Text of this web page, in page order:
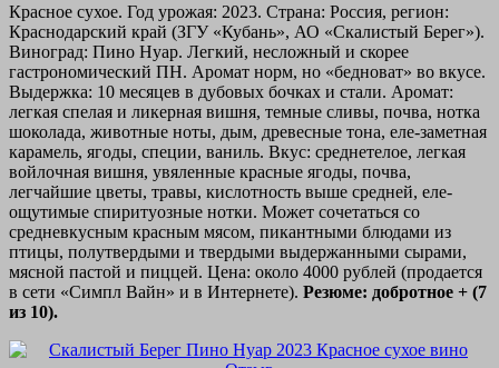
Красное сухое. Год урожая: 2023. Страна: Россия, регион:
Краснодарский край (ЗГУ «Кубань», АО «Скалистый Берег»).
Виноград: Пино Нуар. Легкий, несложный и скорее
гастрономический ПН. Аромат норм, но «бедноват» во вкусе.
Выдержка: 10 месяцев в дубовых бочках и стали. Аромат:
легкая спелая и ликерная вишня, темные сливы, почва, нотка
шоколада, животные ноты, дым, древесные тона, еле-заметная
карамель, ягоды, специи, ваниль. Вкус: среднетелое, легкая
войлочная вишня, увяленные красные ягоды, почва,
легчайшие цветы, травы, кислотность выше средней, еле-
ощутимые спиритуозные нотки. Может сочетаться со
средневкусным красным мясом, пикантными блюдами из
птицы, полутвердыми и твердыми выдержанными сырами,
мясной пастой и пиццей. Цена: около 4000 рублей (продается
в сети «Симпл Вайн» и в Интернете). Резюме: добротное + (7
из 10).